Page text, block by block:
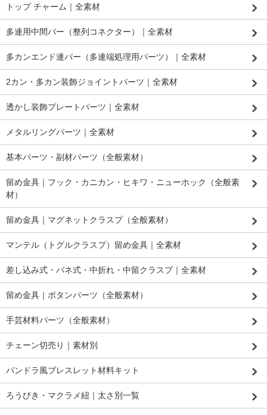
トップ チャーム｜全素材
多連用中間バー（整列コネクター）｜全素材
多カンエンド連バー（多連端処理用パーツ）｜全素材
2カン・多カン装飾ジョイントパーツ｜全素材
透かし装飾プレートパーツ｜全素材
メタルリングパーツ｜全素材
基本パーツ・副材パーツ（全般素材）
留め金具｜フック・カニカン・ヒキワ・ニューホック（全般素
材）
留め金具｜マグネットクラスプ（全般素材）
マンテル（トグルクラスプ）留め金具｜全素材
差し込み式・バネ式・中折れ・中留クラスプ｜全素材
留め金具｜ボタンパーツ（全般素材）
手芸材料パーツ（全般素材）
チェーン切売り｜素材別
パンドラ風ブレスレット材料キット
ろうびき・マクラメ紐｜太さ別一覧